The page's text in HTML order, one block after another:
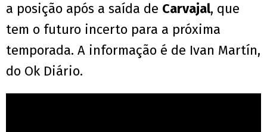
a posição após a saída de Carvajal, que
tem o futuro incerto para a próxima
temporada. A informação é de Ivan Martín,
do Ok Diário.